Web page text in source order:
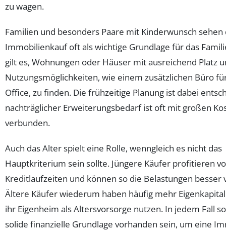
zu wagen.
Familien und besonders Paare mit Kinderwunsch sehen
Immobilienkauf oft als wichtige Grundlage für das
gilt es, Wohnungen oder Häuser mit ausreichend Platz
Nutzungsmöglichkeiten, wie einem zusätzlichen Büro
Office, zu finden. Die frühzeitige Planung ist dabei
nachträglicher Erweiterungsbedarf ist oft mit großen
verbunden.
Auch das Alter spielt eine Rolle, wenngleich es nicht das
Hauptkriterium sein sollte. Jüngere Käufer profitieren
Kreditlaufzeiten und können so die Belastungen besser
Ältere Käufer wiederum haben häufig mehr
ihr Eigenheim als Altersvorsorge nutzen. In jedem Fall
solide finanzielle Grundlage vorhanden sein, um eine